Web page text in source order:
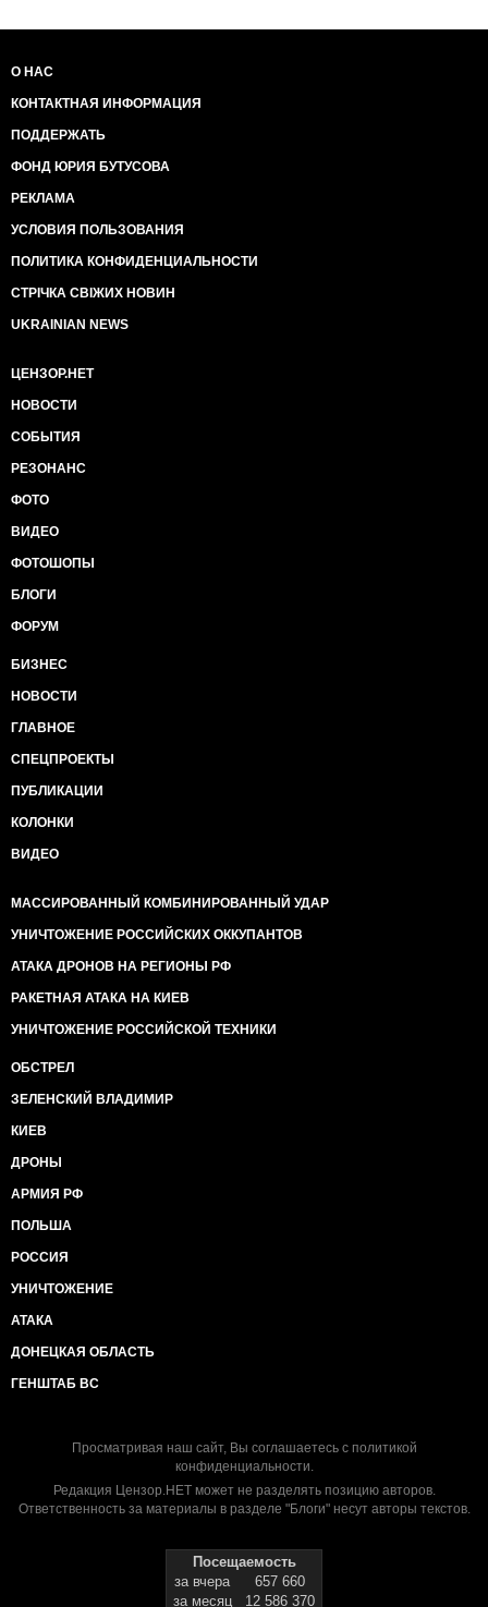
О НАС
КОНТАКТНАЯ ИНФОРМАЦИЯ
ПОДДЕРЖАТЬ
ФОНД ЮРИЯ БУТУСОВА
РЕКЛАМА
УСЛОВИЯ ПОЛЬЗОВАНИЯ
ПОЛИТИКА КОНФИДЕНЦИАЛЬНОСТИ
СТРІЧКА СВІЖИХ НОВИН
UKRAINIAN NEWS
ЦЕНЗОР.НЕТ
НОВОСТИ
СОБЫТИЯ
РЕЗОНАНС
ФОТО
ВИДЕО
ФОТОШОПЫ
БЛОГИ
ФОРУМ
БИЗНЕС
НОВОСТИ
ГЛАВНОЕ
СПЕЦПРОЕКТЫ
ПУБЛИКАЦИИ
КОЛОНКИ
ВИДЕО
МАССИРОВАННЫЙ КОМБИНИРОВАННЫЙ УДАР
УНИЧТОЖЕНИЕ РОССИЙСКИХ ОККУПАНТОВ
АТАКА ДРОНОВ НА РЕГИОНЫ РФ
РАКЕТНАЯ АТАКА НА КИЕВ
УНИЧТОЖЕНИЕ РОССИЙСКОЙ ТЕХНИКИ
ОБСТРЕЛ
ЗЕЛЕНСКИЙ ВЛАДИМИР
КИЕВ
ДРОНЫ
АРМИЯ РФ
ПОЛЬША
РОССИЯ
УНИЧТОЖЕНИЕ
АТАКА
ДОНЕЦКАЯ ОБЛАСТЬ
ГЕНШТАБ ВС
Просматривая наш сайт, Вы соглашаетесь с политикой
конфиденциальности.
Редакция Цензор.НЕТ может не разделять позицию авторов.
Ответственность за материалы в разделе "Блоги" несут авторы текстов.
Посещаемость
за вчера
657 660
за месяц
12 586 370